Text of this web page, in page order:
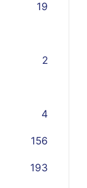
19
2
4
156
193